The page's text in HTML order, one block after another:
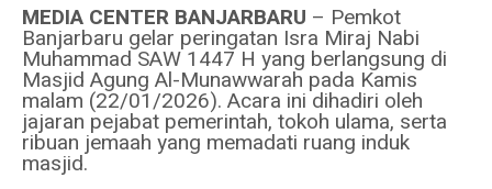
MEDIA CENTER BANJARBARU – Pemkot
Banjarbaru gelar peringatan Isra Miraj Nabi
Muhammad SAW 1447 H yang berlangsung di
Masjid Agung Al-Munawwarah pada Kamis
malam (22/01/2026). Acara ini dihadiri oleh
jajaran pejabat pemerintah, tokoh ulama, serta
ribuan jemaah yang memadati ruang induk
masjid.